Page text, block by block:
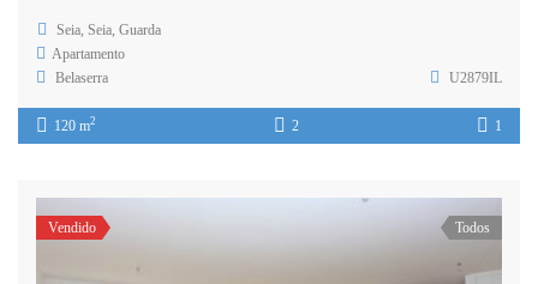
Seia, Seia, Guarda
Apartamento
Belaserra
U2879IL
120 m2 2 1
Vendido Todos